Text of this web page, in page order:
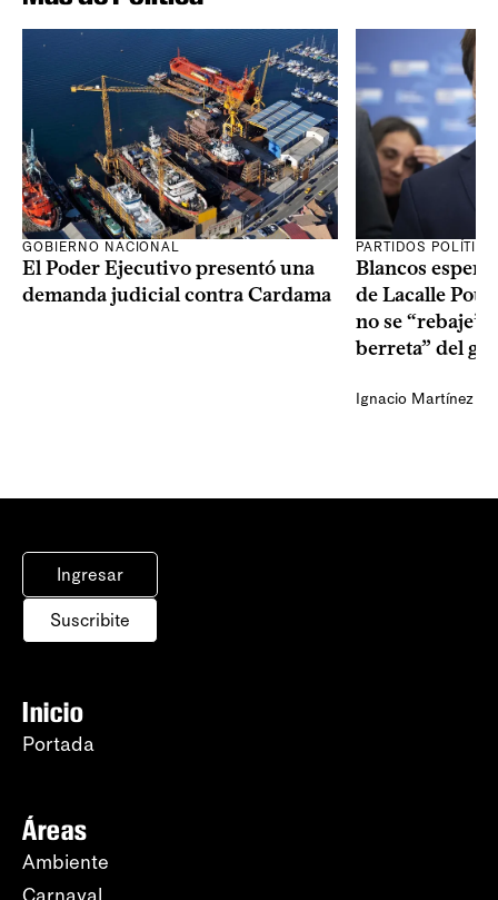
GOBIERNO NACIONAL
El Poder Ejecutivo presentó una
demanda judicial contra Cardama
PARTIDOS
Blancos
de Lacalle Pou
no se “rebaje”
berreta” del
Ignacio Martínez
Ingresar
Suscribite
Inicio
Portada
Áreas
Ambiente